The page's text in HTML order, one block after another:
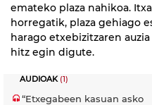
emateko plaza nahikoa.
horregatik, plaza gehiago
harago etxebizitzaren
hitz egin digute.
AUDIOAK (1)
“Etxegabeen kasuan asko